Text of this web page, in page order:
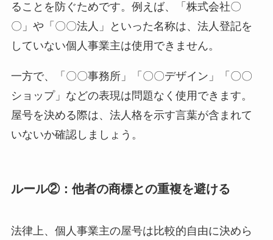
ることを防ぐためです。例えば、「株式会社〇
〇」や「〇〇法人」といった名称は、法人登記を
していない個人事業主は使用できません。
一方で、「〇〇事務所」「〇〇デザイン」「〇〇
ショップ」などの表現は問題なく使用できます。
屋号を決める際は、法人格を示す言葉が含まれて
いないか確認しましょう。
ルール②：他者の商標との重複を避ける
法律上、個人事業主の屋号は比較的自由に決めら